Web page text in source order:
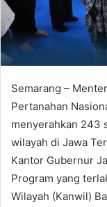
Semarang –
Pertanahan
menyerahkan 243
wilayah di Jawa
Kantor Gubernur
Program yang
Wilayah (Kanwil)